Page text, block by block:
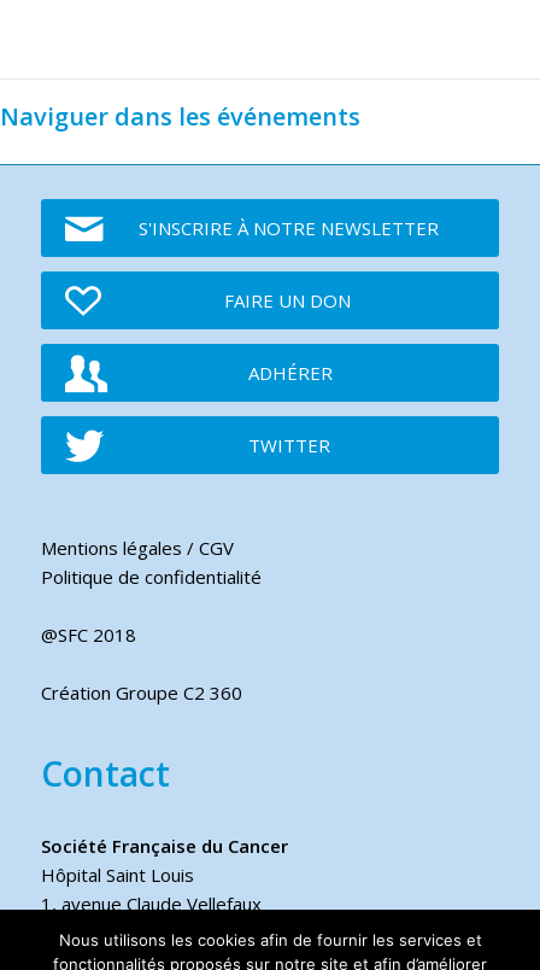
Naviguer dans les événements
S'INSCRIRE À NOTRE NEWSLETTER
FAIRE UN DON
ADHÉRER
TWITTER
Mentions légales / CGV
Politique de confidentialité
@SFC 2018
Création Groupe C2 360
Contact
Société Française du Cancer
Hôpital Saint Louis
1, avenue Claude Vellefaux
75475 Paris cedex 10 FRANCE
Nous utilisons les cookies afin de fournir les services et
fonctionnalités proposés sur notre site et afin d’améliorer